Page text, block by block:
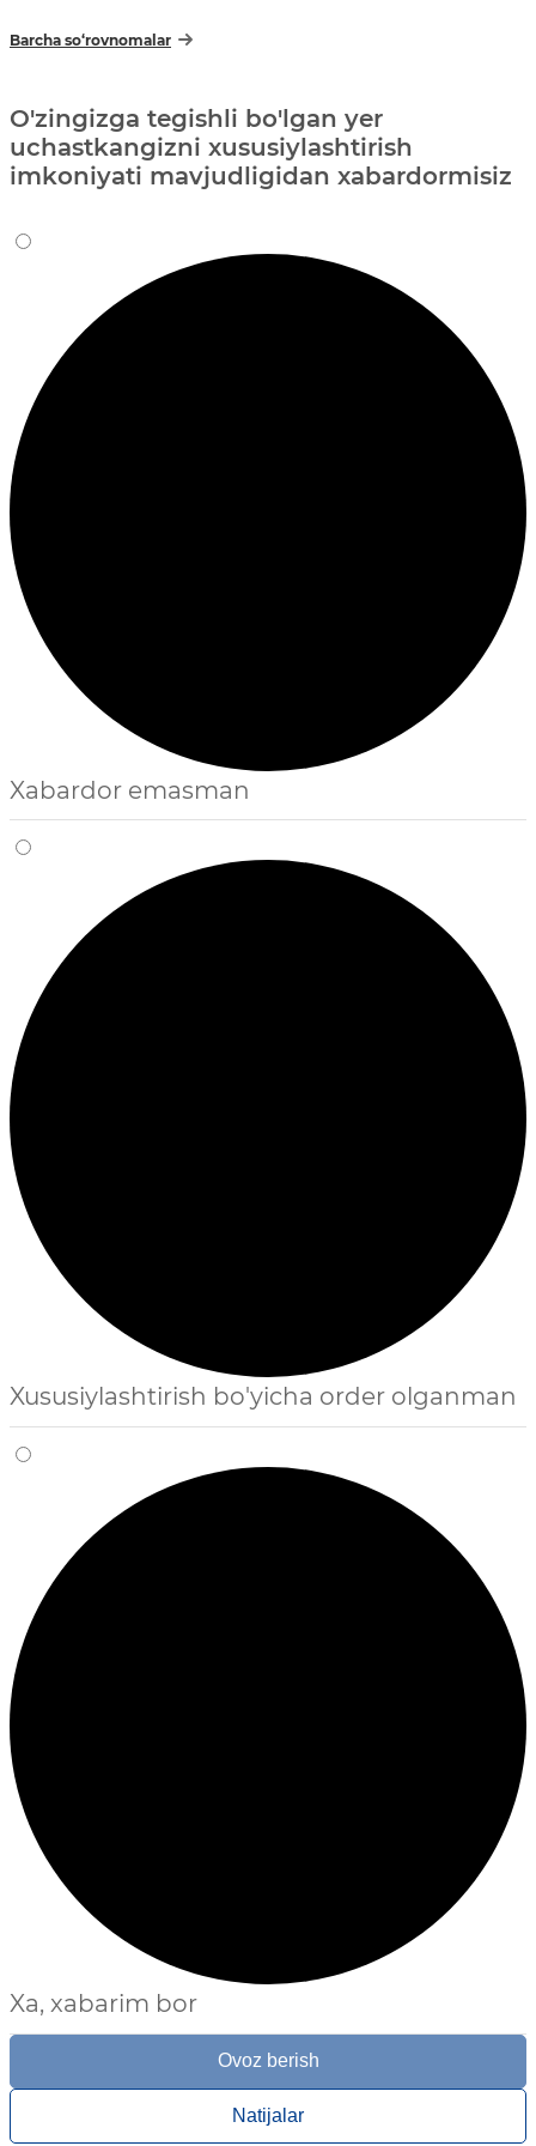
Barcha so‘rovnomalar
O'zingizga tegishli bo'lgan yer
uchastkangizni xususiylashtirish
imkoniyati mavjudligidan xabardormisiz
Xabardor emasman
Xususiylashtirish bo'yicha order olganman
Xa, xabarim bor
Ovoz berish
Natijalar